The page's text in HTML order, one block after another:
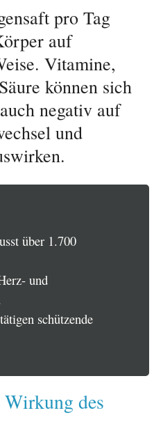
pro Tag
auf
Vitamine,
können sich
negativ auf
und
über 1.700
und
schützende
des